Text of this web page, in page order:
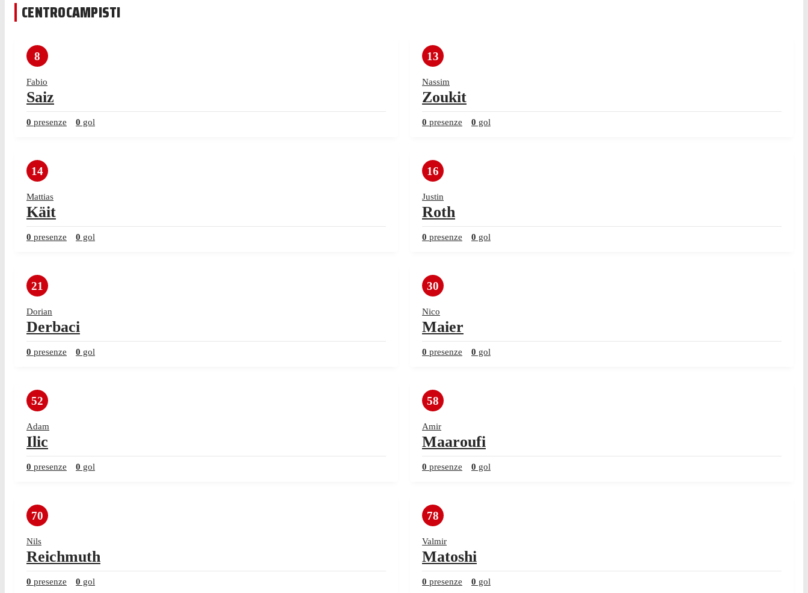
CENTROCAMPISTI
8
Fabio
Saiz
0 presenze 0 gol
13
Nassim
Zoukit
0 presenze 0 gol
14
Mattias
Käit
0 presenze 0 gol
16
Justin
Roth
0 presenze 0 gol
21
Dorian
Derbaci
0 presenze 0 gol
30
Nico
Maier
0 presenze 0 gol
52
Adam
Ilic
0 presenze 0 gol
58
Amir
Maaroufi
0 presenze 0 gol
70
Nils
Reichmuth
0 presenze 0 gol
78
Valmir
Matoshi
0 presenze 0 gol